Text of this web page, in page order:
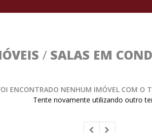
/ SALAS EM
ENCONTRADO NENHUM IMÓVEL COM O
Tente novamente utilizando outro